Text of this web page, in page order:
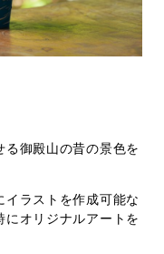
御殿山の昔の景色を
ラストを作成可能な
にオリジナルアートを